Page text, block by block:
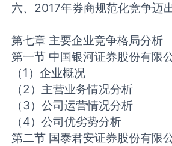
六、2017年券商规范化竞争迈
第七章 主要企业竞争格局分析
第一节 中国银河证券股份有限
（1）企业概况
（2）主营业务情况分析
（3）公司运营情况分析
（4）公司优劣势分析
第二节 国泰君安证券股份有限